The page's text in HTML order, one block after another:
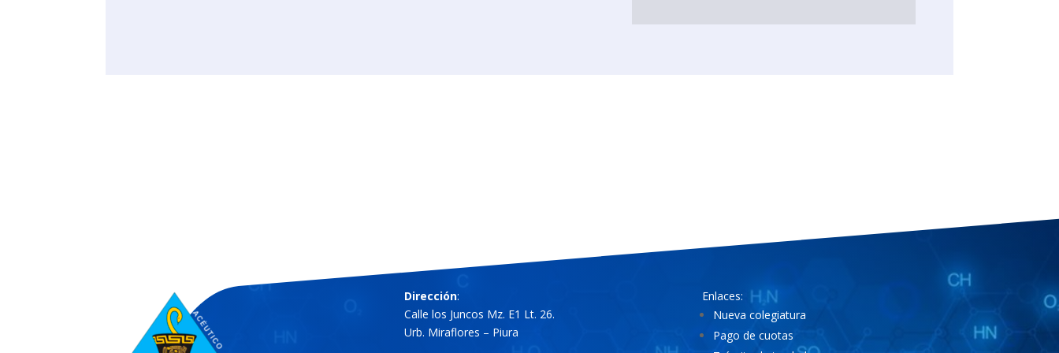
Dirección:
Calle los Juncos Mz. E1 Lt. 26.
Urb. Miraflores – Piura
Enlaces:
Nueva colegiatura
Pago de cuotas